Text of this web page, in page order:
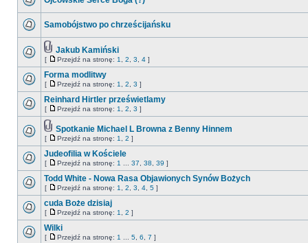
Samobójstwo po chrześcijańsku
Jakub Kamiński
[ Przejdź na stronę: 1 2 3 4 ]
Forma modlitwy
[ Przejdź na stronę: 1 2 3 ]
Reinhard Hirtler prześwietlamy
[ Przejdź na stronę: 1 2 3 ]
Spotkanie Michael L Browna z Benny Hinnem
[ Przejdź na stronę: 1 2 ]
Judeofilia w Kościele
[ Przejdź na stronę: 1 37 38 39 ]
Todd White - Nowa Rasa Objawionych Synów Bożych
[ Przejdź na stronę: 1 2 3 4 5 ]
cuda Boże dzisiaj
[ Przejdź na stronę: 1 2 ]
Wilki
[ Przejdź na stronę: 1 5 6 7 ]